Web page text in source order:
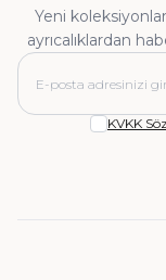
Yeni
ayrıcalıklardan
KVKK